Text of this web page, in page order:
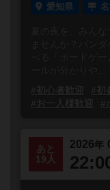
愛知県
夏の夜を、みん
ませんか？パン
べる「ボードゲ
ールが分かりや...
#初心者歓迎
#初
#お一人様歓迎
#
あと
19人
2026年